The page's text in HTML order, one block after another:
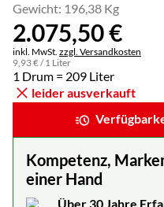
Gewicht: 196,38 Kg
2.075,50€
Steuerhinweis:
inkl. MwSt. zzgl. Versandkosten
9,93€/ 1 Liter
1 Drum = 209 Liter
leider ausverkauft
Kompetenz,
einer Hand
Über 30 Jahre